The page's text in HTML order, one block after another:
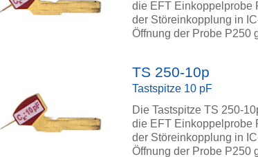
die EFT Einkoppelprobe
der Störeinkopplung in
Öffnung der Probe P250
TS 250-10p
Tastspitze 10 pF
Die Tastspitze TS 250-
die EFT Einkoppelprobe
der Störeinkopplung in
Öffnung der Probe P250